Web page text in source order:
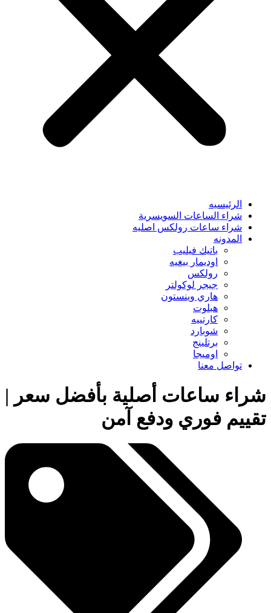
الرئيسيه
شراء الساعات السويسرية
شراء ساعات رولكس اصليه
المدونه
باتيك فيليب
اوديمار بيغيه
رولكس
جيجر لوكولتر
هاري وينستون
هبلوت
كارتييه
شوبارد
برتلينج
اوميجا
تواصل معنا
شراء ساعات أصلية بأفضل سعر |
تقييم فوري ودفع آمن